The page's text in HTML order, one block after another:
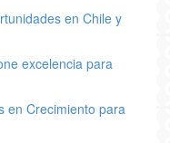
en Chile y
excelencia para
en Crecimiento para